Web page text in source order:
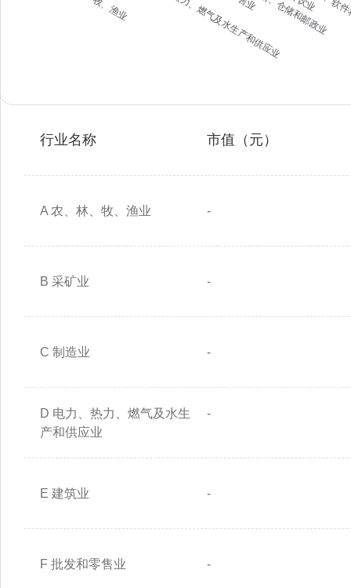
行业名称 市值（元）
A 农、林、牧、渔业 -
B 采矿业 -
C 制造业 -
D 电力、热力、燃气及水生
产和供应业
-
E 建筑业 -
F 批发和零售业 -